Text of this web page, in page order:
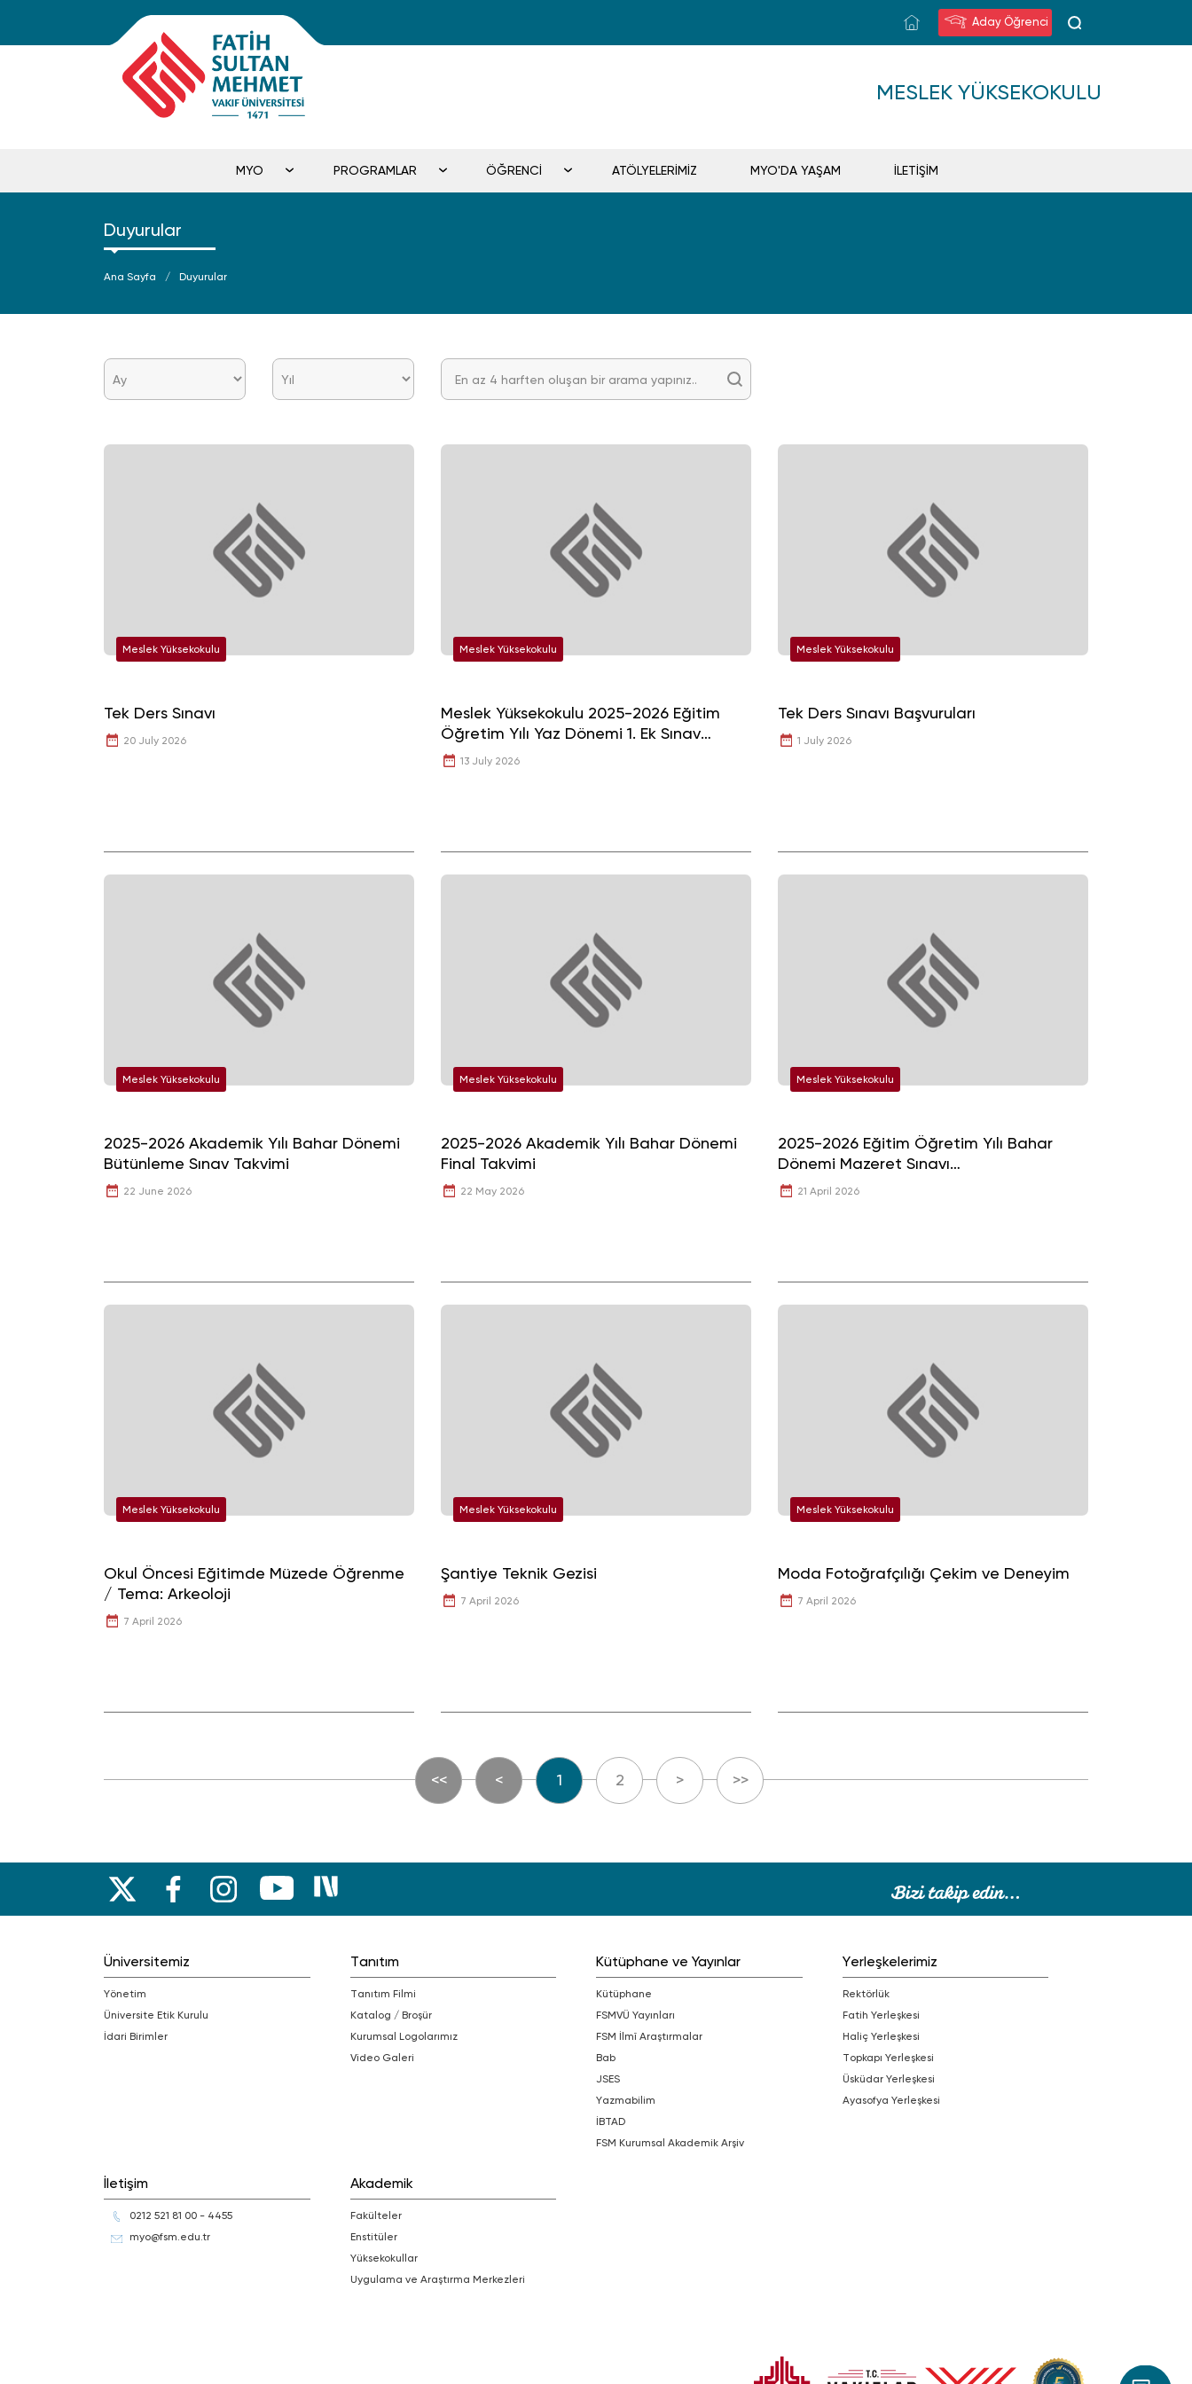
Aday Öğrenci
MESLEK YÜKSEKOKULU
MYO PROGRAMLAR ÖĞRENCİ ATÖLYELERİMİZ MYO'DA YAŞAM İLETİŞİM
Duyurular
Ana Sayfa Duyurular
Meslek Yüksekokulu
Tek Ders Sınavı
20 July 2026
Meslek Yüksekokulu
Meslek Yüksekokulu 2025-2026 Eğitim
Öğretim Yılı Yaz Dönemi 1. Ek Sınav
Programı
13 July 2026
Meslek Yüksekokulu
Tek Ders Sınavı Başvuruları
1 July 2026
Meslek Yüksekokulu
2025-2026 Akademik Yılı Bahar Dönemi
Bütünleme Sınav Takvimi
22 June 2026
Meslek Yüksekokulu
2025-2026 Akademik Yılı Bahar Dönemi
Final Takvimi
22 May 2026
Meslek Yüksekokulu
2025-2026 Eğitim Öğretim Yılı Bahar
Dönemi Mazeret Sınavı
Değerlendirmeleri
21 April 2026
Meslek Yüksekokulu
Okul Öncesi Eğitimde Müzede Öğrenme
/ Tema: Arkeoloji
7 April 2026
Meslek Yüksekokulu
Şantiye Teknik Gezisi
7 April 2026
Meslek Yüksekokulu
Moda Fotoğrafçılığı Çekim ve Deneyim
7 April 2026
<< < 1 2 > >>
Üniversitemiz
Yönetim
Üniversite Etik Kurulu
İdari Birimler
Tanıtım
Tanıtım Filmi
Katalog / Broşür
Kurumsal Logolarımız
Video Galeri
Kütüphane ve Yayınlar
Kütüphane
FSMVÜ Yayınları
FSM İlmî Araştırmalar
bab
JSES
Yazmabilim
İBTAD
FSM Kurumsal Akademik Arşiv
Yerleşkelerimiz
Rektörlük
Fatih Yerleşkesi
Haliç Yerleşkesi
Topkapı Yerleşkesi
Üsküdar Yerleşkesi
Ayasofya Yerleşkesi
İletişim
0212 521 81 00 - 4455
myo@fsm.edu.tr
Akademik
Fakülteler
Enstitüler
Yüksekokullar
Uygulama ve Araştırma Merkezleri